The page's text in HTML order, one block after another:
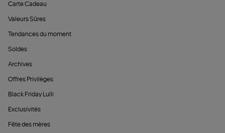
Carte Cadeau
Valeurs Sûres
Tendances du moment
Soldes
Archives
Offres Privilèges
Black Friday Lulli
Exclusivités
Fête des mères